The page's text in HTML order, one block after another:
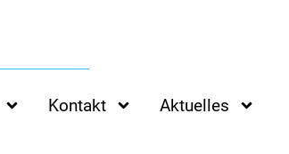
Kontakt Aktuelles